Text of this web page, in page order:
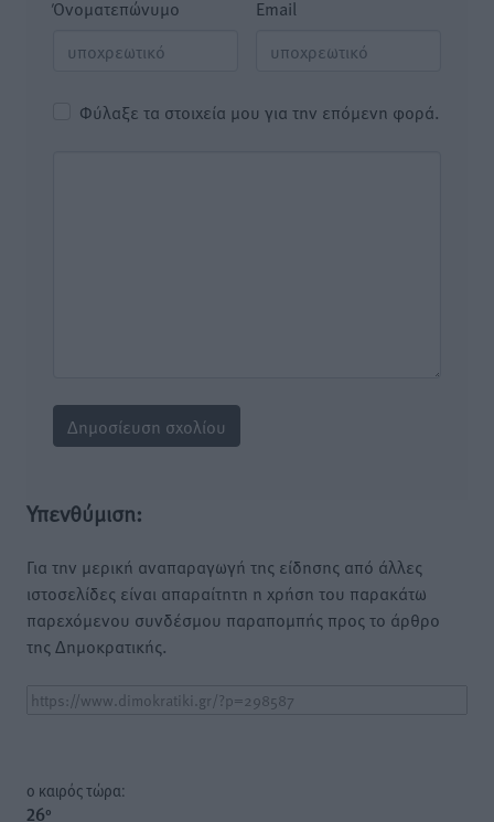
Όνοματεπώνυμο Email
Φύλαξε τα στοιχεία μου για την επόμενη φορά.
Υπενθύμιση:
Για την μερική αναπαραγωγή της είδησης από άλλες
ιστοσελίδες είναι απαραίτητη η χρήση του παρακάτω
παρεχόμενου συνδέσμου παραπομπής προς το άρθρο
της Δημοκρατικής.
o καιρός τώρα:
26°